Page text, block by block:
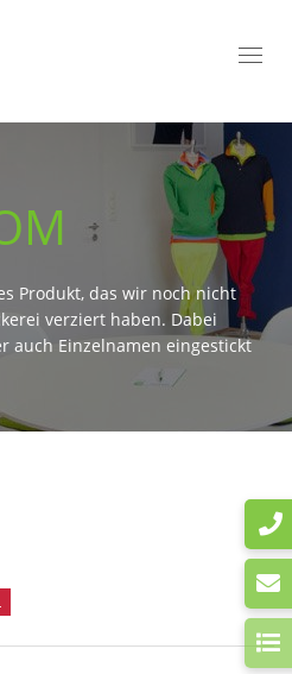
Produkt, das wir noch nicht
verziert haben. Dabei
auch Einzelnamen eingestickt